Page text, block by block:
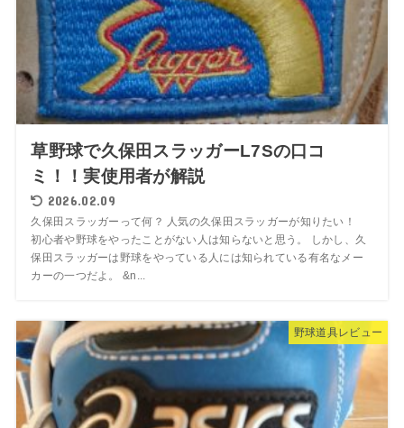
草野球で久保田スラッガーL7Sの口コ
ミ！！実使用者が解説
2026.02.09
久保田スラッガーって何？ 人気の久保田スラッガーが知りたい！
初心者や野球をやったことがない人は知らないと思う。 しかし、久
保田スラッガーは野球をやっている人には知られている有名なメー
カーの一つだよ。 &n...
野球道具レビュー